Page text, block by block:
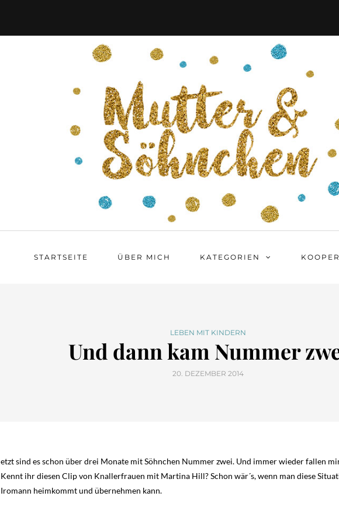
STARTSEITE ÜBER MICH KATEGORIEN
LEBEN MIT KINDERN
Und dann kam Nummer
20. DEZEMBER 2014
etzt sind es schon über drei Monate mit Söhnchen Nummer zwei. Und immer wieder fallen
Kennt ihr diesen Clip von Knallerfrauen mit Martina Hill? Schon wär´s, wenn man diese
Iromann heimkommt und übernehmen kann.